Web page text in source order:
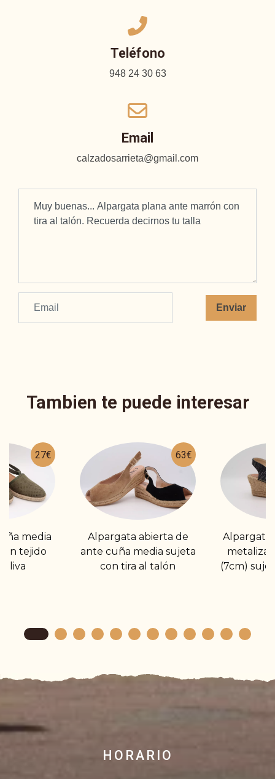
Teléfono
948 24 30 63
Email
calzadosarrieta@gmail.com
Enviar
Tambien te puede interesar
27€
media
en tejido
oliva
63€
Alpargata abierta de
ante cuña media sujeta
con tira al talón
Alpargata
(7cm)
HORARIO